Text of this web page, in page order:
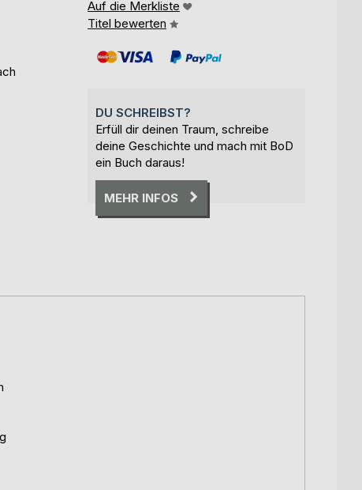
Auf die Merkliste
Titel bewerten
DU SCHREIBST?
Erfüll dir deinen Traum, schreibe
deine Geschichte und mach mit BoD
ein Buch daraus!
MEHR INFOS